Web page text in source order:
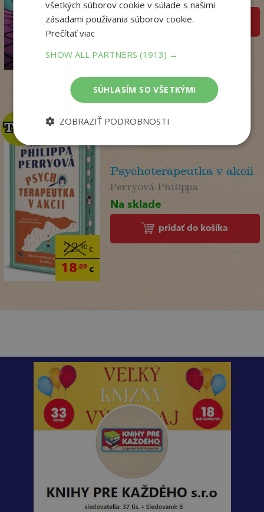
14 ,95€
12,86€
pridať do košíka
22,90€
18,09€
TOP
TOP
Psychoterapeutka v akcii
Perryová Philippa
Na sklade
pridať do košíka
všetkých súborov cookie v súlade s našimi
zásadami používania súborov cookie.
Prečítať viac
SHOW ALL PARTNERS(1913) →
SÚHLASÍM SO VŠETKÝMI
ZOBRAZIŤ PODROBNOSTI